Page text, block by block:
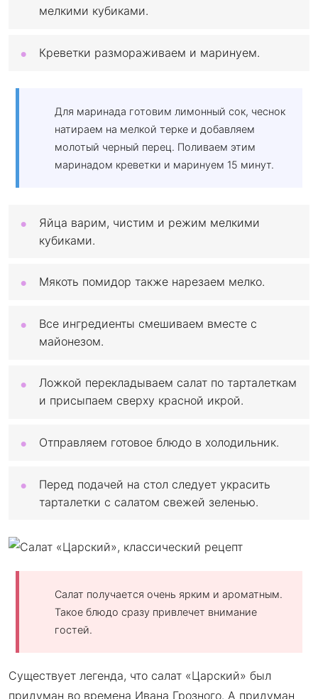
мелкими кубиками.
Креветки размораживаем и маринуем.
Для маринада готовим лимонный сок, чеснок
натираем на мелкой терке и добавляем
молотый черный перец. Поливаем этим
маринадом креветки и маринуем 15 минут.
Яйца варим, чистим и режим мелкими
кубиками.
Мякоть помидор также нарезаем мелко.
Все ингредиенты смешиваем вместе с
майонезом.
Ложкой перекладываем салат по тарталеткам
и присыпаем сверху красной икрой.
Отправляем готовое блюдо в холодильник.
Перед подачей на стол следует украсить
тарталетки с салатом свежей зеленью.
Салат получается очень ярким и ароматным.
Такое блюдо сразу привлечет внимание
гостей.
Существует легенда, что салат «Царский» был
придуман во времена Ивана Грозного. А придуман